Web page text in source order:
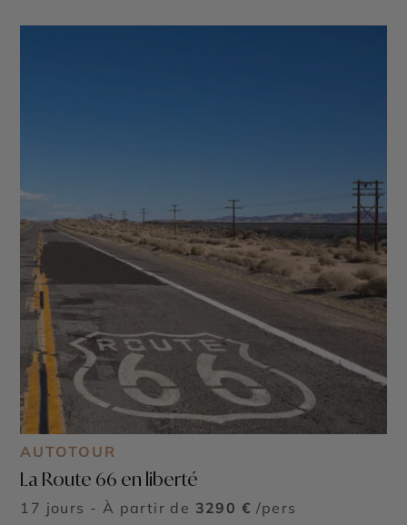
AUTOTOUR
La Route 66 en liberté
17 jours - À partir de 3290 € /pers